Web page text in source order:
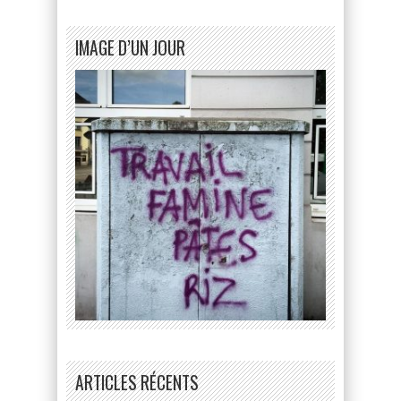
IMAGE D’UN JOUR
ARTICLES RÉCENTS